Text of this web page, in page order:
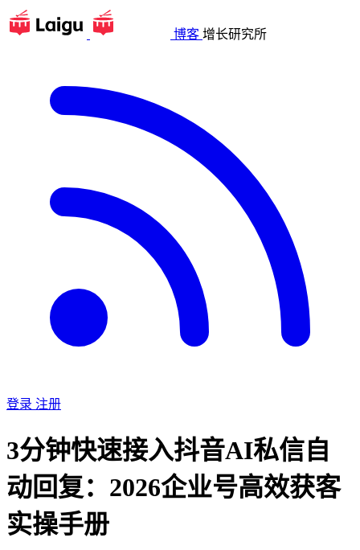
博客 增长研究所
登录 注册
3分钟快速接入抖音AI私信自
动回复：2026企业号高效获客
实操手册